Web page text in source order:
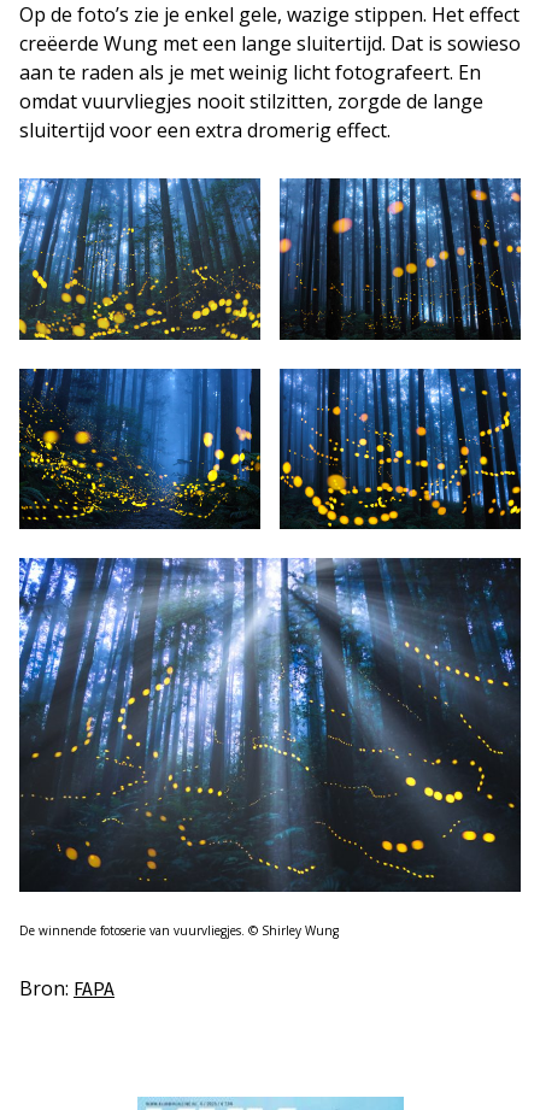
Op de foto’s zie je enkel gele, wazige stippen. Het effect
creëerde Wung met een lange sluitertijd. Dat is sowieso
aan te raden als je met weinig licht fotografeert. En
omdat vuurvliegjes nooit stilzitten, zorgde de lange
sluitertijd voor een extra dromerig effect.
De winnende fotoserie van vuurvliegjes. © Shirley Wung
Bron: FAPA